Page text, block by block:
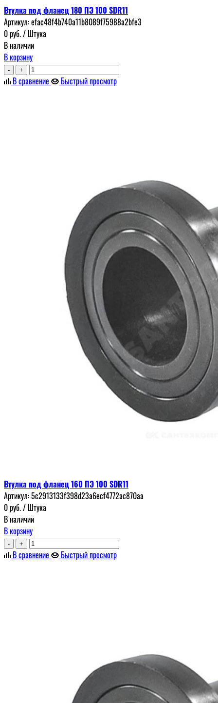
Втулка под фланец 180 ПЭ 100 SDR11
Артикул:efac48f4b740a11b8089f75988a2bfe3
0руб./ Штука
В наличии
В корзину
- +
В сравнение Быстрый просмотр
Втулка под фланец 160 ПЭ 100 SDR11
Артикул:5c2913133f398d23a6ecf4772ac870aa
0руб./ Штука
В наличии
В корзину
- +
В сравнение Быстрый просмотр